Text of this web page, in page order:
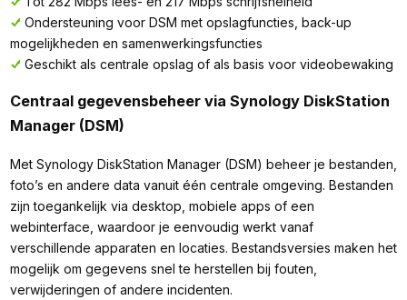
Ondersteuning voor DSM met opslagfuncties, back-up
mogelijkheden en samenwerkingsfuncties
Geschikt als centrale opslag of als basis voor videobewaking
Centraal gegevensbeheer via Synology DiskStation
Manager (DSM)
Met Synology DiskStation Manager (DSM) beheer je bestanden,
foto’s en andere data vanuit één centrale omgeving. Bestanden
zijn toegankelijk via desktop, mobiele apps of een
webinterface, waardoor je eenvoudig werkt vanaf
verschillende apparaten en locaties. Bestandsversies maken het
mogelijk om gegevens snel te herstellen bij fouten,
verwijderingen of andere incidenten.